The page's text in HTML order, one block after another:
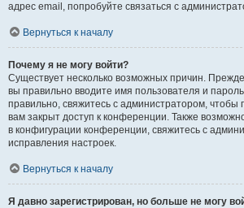
адрес email, попробуйте связаться с
Вернуться к началу
Почему я не могу войти?
Существует несколько возможных причин. Прежде
вы правильно вводите имя пользователя и
правильно, свяжитесь с администратором, чтобы
вам закрыт доступ к конференции. Также
в конфигурации конференции, свяжитесь с
исправления настроек.
Вернуться к началу
Я давно зарегистрирован, но больше не могу